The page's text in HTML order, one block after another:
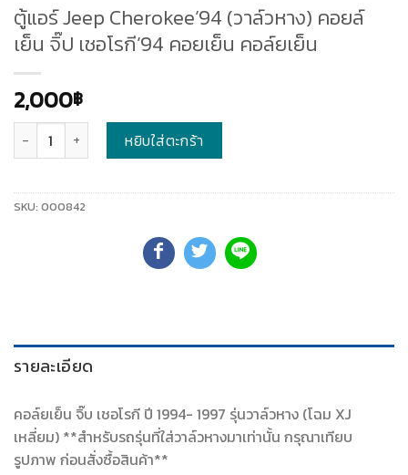
ตู้แอร์ Jeep Cherokee’94 (วาล์วหาง) คอยล์
เย็น จิ๊ป เชอโรกี’94 คอยเย็น คอล์ยเย็น
2,000฿
หยิบใส่ตะกร้า
SKU: 000842
รายละเอียด
คอล์ยเย็น จิ๊บ เชอโรกี ปี 1994- 1997 รุ่นวาล์วหาง (โฉม XJ
เหลี่ยม) **สำหรับรถรุ่นที่ใส่วาล์วหางมาเท่านั้น กรุณาเทียบ
รูปภาพ ก่อนสั่งซื้อสินค้า**